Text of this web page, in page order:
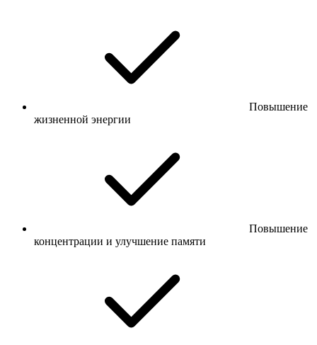
Повышение
жизненной энергии
Повышение
концентрации и улучшение памяти